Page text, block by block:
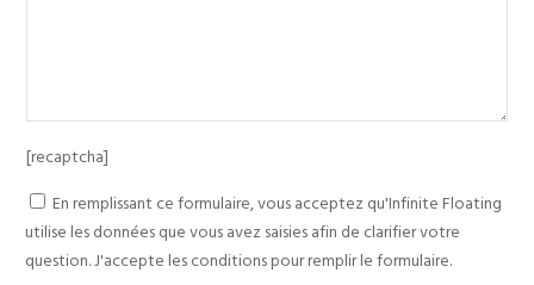
[recaptcha]
En remplissant ce formulaire, vous acceptez qu'Infinite Floating
utilise les données que vous avez saisies afin de clarifier votre
question. J'accepte les conditions pour remplir le formulaire.